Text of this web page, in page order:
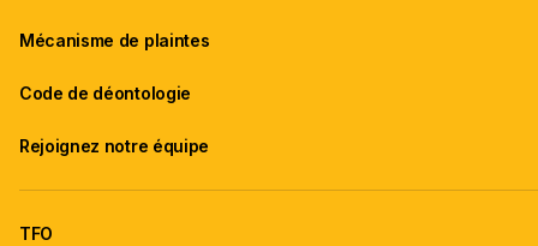
Mécanisme de plaintes
Code de déontologie
Rejoignez notre équipe
TFO